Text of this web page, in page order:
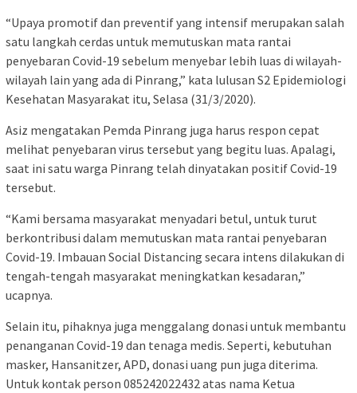
“Upaya promotif dan preventif yang intensif merupakan salah
satu langkah cerdas untuk memutuskan mata rantai
penyebaran Covid-19 sebelum menyebar lebih luas di wilayah-
wilayah lain yang ada di Pinrang,” kata lulusan S2 Epidemiologi
Kesehatan Masyarakat itu, Selasa (31/3/2020).
Asiz mengatakan Pemda Pinrang juga harus respon cepat
melihat penyebaran virus tersebut yang begitu luas. Apalagi,
saat ini satu warga Pinrang telah dinyatakan positif Covid-19
tersebut.
“Kami bersama masyarakat menyadari betul, untuk turut
berkontribusi dalam memutuskan mata rantai penyebaran
Covid-19. Imbauan Social Distancing secara intens dilakukan di
tengah-tengah masyarakat meningkatkan kesadaran,”
ucapnya.
Selain itu, pihaknya juga menggalang donasi untuk membantu
penanganan Covid-19 dan tenaga medis. Seperti, kebutuhan
masker, Hansanitzer, APD, donasi uang pun juga diterima.
Untuk kontak person 085242022432 atas nama Ketua